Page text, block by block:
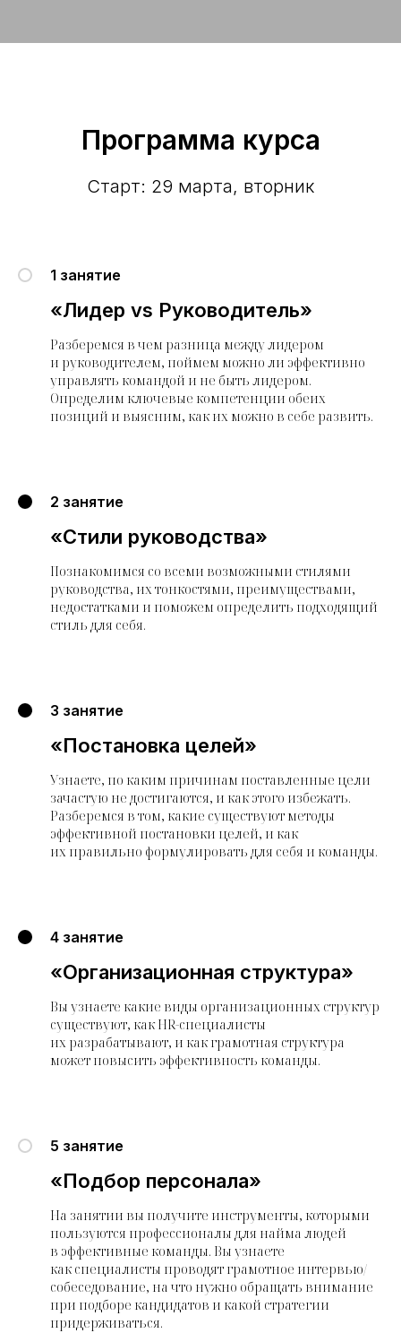
Программа курса
Старт: 29 марта, вторник
1 занятие
«Лидер vs Руководитель»
Разберемся в чем разница между лидером
и руководителем, поймем можно ли эффективно
управлять командой и не быть лидером.
Определим ключевые компетенции обеих
позиций и выясним, как их можно в себе развить.
2 занятие
«Стили руководства»
Познакомимся со всеми возможными стилями
руководства, их тонкостями, преимуществами,
недостатками и поможем определить подходящий
стиль для себя.
3 занятие
«Постановка целей»
Узнаете, по каким причинам поставленные цели
зачастую не достигаются, и как этого избежать.
Разберемся в том, какие существуют методы
эффективной постановки целей, и как
их правильно формулировать для себя и команды.
4 занятие
«Организационная структура»
Вы узнаете какие виды организационных структур
существуют, как HR-специалисты
их разрабатывают, и как грамотная структура
может повысить эффективность команды.
5 занятие
«Подбор персонала»
На занятии вы получите инструменты, которыми
пользуются профессионалы для найма людей
в эффективные команды. Вы узнаете
как специалисты проводят грамотное интервью/
собеседование, на что нужно обращать внимание
при подборе кандидатов и какой стратегии
придерживаться.